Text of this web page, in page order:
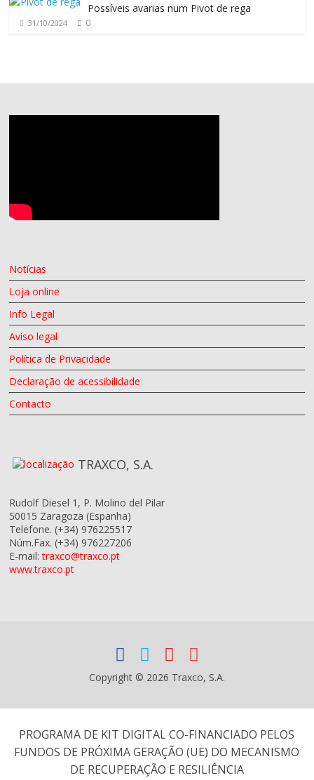
Possíveis avarias num Pivot de rega
31/10/2024 0
Notícias
Loja online
Info Legal
Aviso legal
Política de Privacidade
Declaração de acessibilidade
Contacto
TRAXCO, S.A.
Rudolf Diesel 1, P. Molino del Pilar
50015 Zaragoza (Espanha)
Telefone.(+34) 976225517
Núm.Fax.(+34) 976227206
E-mail:traxco@traxco.pt
www.traxco.pt
Copyright © 2026 Traxco, S.A.
PROGRAMA DE KIT DIGITAL CO-FINANCIADO PELOS
FUNDOS DE PRÓXIMA GERAÇÃO (UE) DO MECANISMO
DE RECUPERAÇÃO E RESILIÊNCIA